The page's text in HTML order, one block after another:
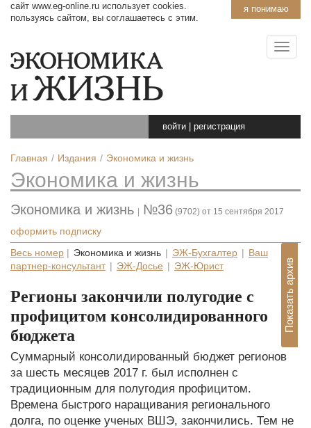
я понимаю
сайт www.eg-online.ru использует cookies.
пользуясь сайтом, вы соглашаетесь с этим.
войти регистрация
Главная Издания Экономика и жизнь
Экономика и жизнь
Экономика и жизнь №36 (9702) от 15 сентября 2017
оформить подписку
Весь номер Экономика и жизнь ЭЖ-Бухгалтер
Ваш
партнер-консультант
ЭЖ-Досье ЭЖ-Юрист Показать архив
Регионы закончили полугодие с
профицитом консолидированного
бюджета
Суммарный консолидированный бюджет регионов
за шесть месяцев 2017 г. был исполнен с
традиционным для полугодия профицитом.
Времена быстрого наращивания регионального
долга, по оценке ученых ВШЭ, закончились. Тем не